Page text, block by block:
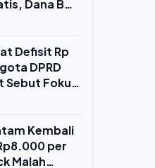
Dana BOS
Cukup
Defisit Rp
DPRD
Sebut Fokus
Salah
Kembali
per
Malah